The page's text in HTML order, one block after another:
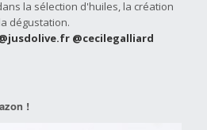
la sélection d'huiles, la création
dégustation.
@cecilegalliard
!